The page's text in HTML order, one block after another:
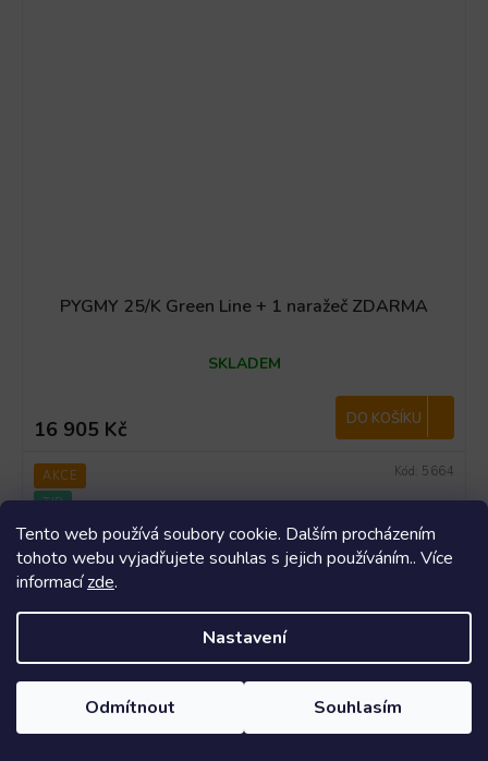
Tento web používá soubory cookie. Dalším procházením
tohoto webu vyjadřujete souhlas s jejich používáním.. Více
informacízde.
Nastavení
Odmítnout Souhlasím
PYGMY 25/K Green Line + 1 naražeč ZDARMA
SKLADEM
16 905 Kč DO KOŠÍKU
AKCE
TIP
Kód: 5664